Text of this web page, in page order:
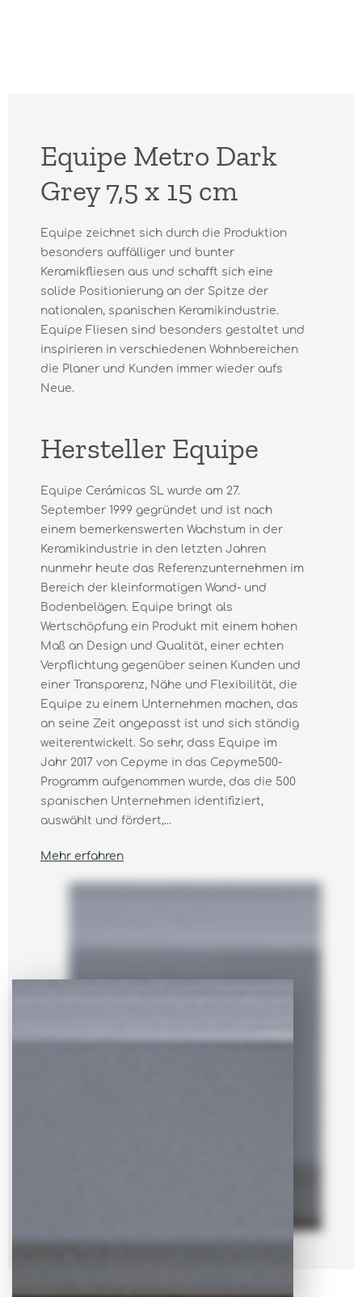
Equipe Metro Dark
Grey 7,5 x 15 cm
Equipe zeichnet sich durch die Produktion
besonders auffälliger und bunter
Keramikfliesen aus und schafft sich eine
solide Positionierung an der Spitze der
nationalen, spanischen Keramikindustrie.
Equipe Fliesen sind besonders gestaltet und
inspirieren in verschiedenen Wohnbereichen
die Planer und Kunden immer wieder aufs
Neue.
Hersteller Equipe
Equipe Cerámicas SL wurde am 27.
September 1999 gegründet und ist nach
einem bemerkenswerten Wachstum in der
Keramikindustrie in den letzten Jahren
nunmehr heute das Referenzunternehmen im
Bereich der kleinformatigen Wand- und
Bodenbelägen. Equipe bringt als
Wertschöpfung ein Produkt mit einem hohen
Maß an Design und Qualität, einer echten
Verpflichtung gegenüber seinen Kunden und
einer Transparenz, Nähe und Flexibilität, die
Equipe zu einem Unternehmen machen, das
an seine Zeit angepasst ist und sich ständig
weiterentwickelt. So sehr, dass Equipe im
Jahr 2017 von Cepyme in das Cepyme500-
Programm aufgenommen wurde, das die 500
spanischen Unternehmen identifiziert,
auswählt und fördert,...
Mehr erfahren